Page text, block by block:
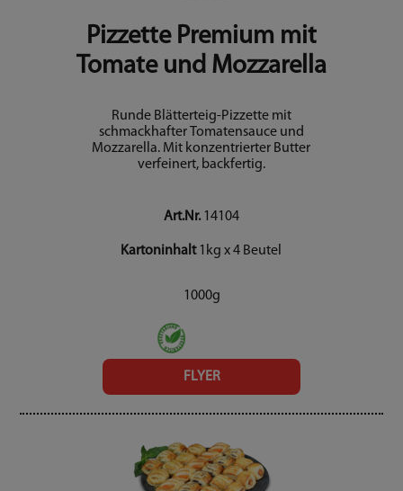
Pizzette Premium mit
Tomate und Mozzarella
Runde Blätterteig-Pizzette mit
schmackhafter Tomatensauce und
Mozzarella. Mit konzentrierter Butter
verfeinert, backfertig.
Art.Nr.14104
Kartoninhalt1kg x 4 Beutel
1000g
FLYER